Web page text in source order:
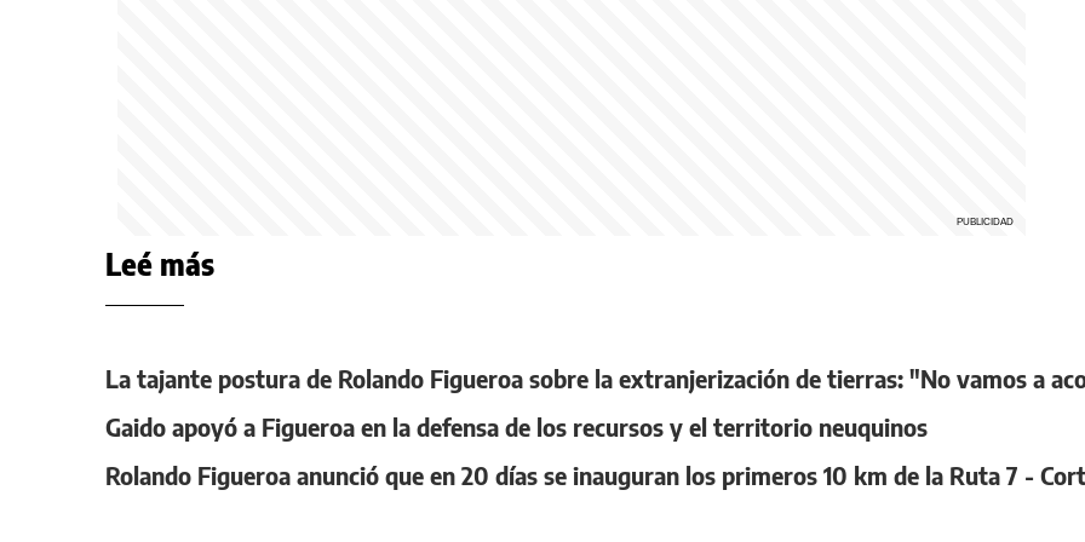
Leé más
La tajante postura de Rolando Figueroa sobre la extranjerización de tierras: "No vamos a
Gaido apoyó a Figueroa en la defensa de los recursos y el territorio neuquinos
Rolando Figueroa anunció que en 20 días se inauguran los primeros 10 km de la Ruta 7 -